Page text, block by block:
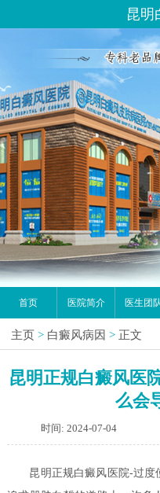
昆明
首页 医院简介 医生团
主页 > 白癜风病因 > 正文
昆明正规白癜风医
么会
时间: 2024-07-04
昆明正规白癜风医院-过度